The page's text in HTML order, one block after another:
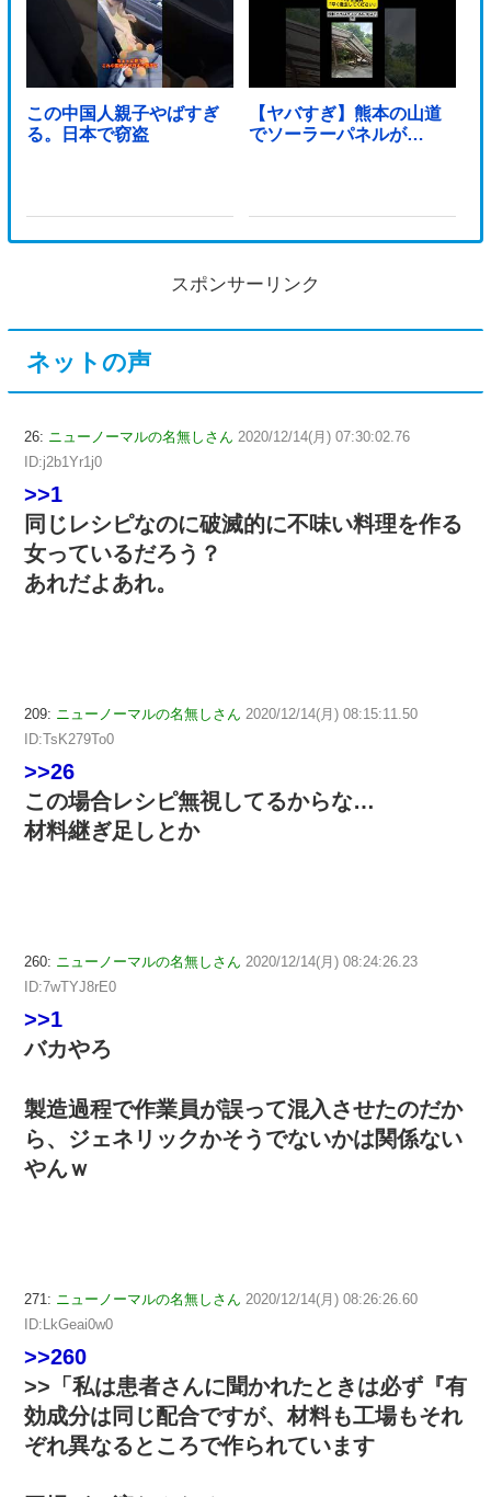
この中国人親子やばすぎ
る。日本で窃盗
【ヤバすぎ】熊本の山道
でソーラーパネルが…
スポンサーリンク
ネットの声
26: ニューノーマルの名無しさん 2020/12/14(月) 07:30:02.76
ID:j2b1Yr1j0
>>1
同じレシピなのに破滅的に不味い料理を作る
女っているだろう？
あれだよあれ。
209: ニューノーマルの名無しさん 2020/12/14(月) 08:15:11.50
ID:TsK279To0
>>26
この場合レシピ無視してるからな…
材料継ぎ足しとか
260: ニューノーマルの名無しさん 2020/12/14(月) 08:24:26.23
ID:7wTYJ8rE0
>>1
バカやろ
製造過程で作業員が誤って混入させたのだか
ら、ジェネリックかそうでないかは関係ない
やんｗ
271: ニューノーマルの名無しさん 2020/12/14(月) 08:26:26.60
ID:LkGeai0w0
>>260
>>「私は患者さんに聞かれたときは必ず『有
効成分は同じ配合ですが、材料も工場もそれ
ぞれ異なるところで作られています